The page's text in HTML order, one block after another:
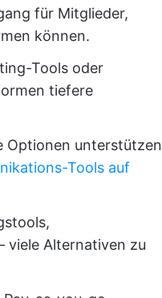
für Mitglieder,
können.
Tools oder
tiefere
Optionen unterstützen
Tools auf
viele Alternativen zu